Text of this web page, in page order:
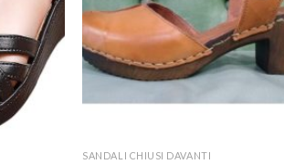
SANDALI CHIUSI DAVANTI